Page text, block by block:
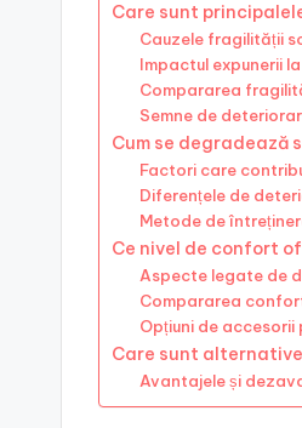
Care sunt
Cauzele fragilității
Impactul expunerii
Compararea
Semne de
Cum se degradează
Factori care
Diferențele de
Metode de
Ce nivel de confort
Aspecte legate de
Compararea
Opțiuni de
Care sunt
Avantajele și